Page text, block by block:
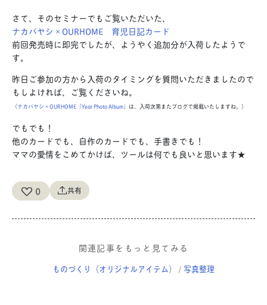
さて、そのセミナーでもご覧いただいた、
ナカバヤシ×OURHOME 育児日記カード
前回発売時に即完でしたが、ようやく追加分が入荷したようで
す。
昨日ご参加の方から入荷のタイミングを質問いただきましたので
もしよければ、ご覧くださいね。
（ナカバヤシ×OURHOME「Year Photo Album」 は、入荷次第またブログで掲載いたしますね。）
でもでも！
他のカードでも、自作のカードでも、手書きでも！
ママの愛情をこめてかけば、ツールは何でも良いと思います★
0 共有
関連記事をもっと見てみる
ものづくり（オリジナルアイテム） / 写真整理